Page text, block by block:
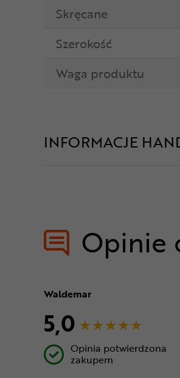
Skręcane
Szerokość
Waga produktu
INFORMACJE
Opinie
Waldemar
5,0
Opinia potwierdzona
zakupem